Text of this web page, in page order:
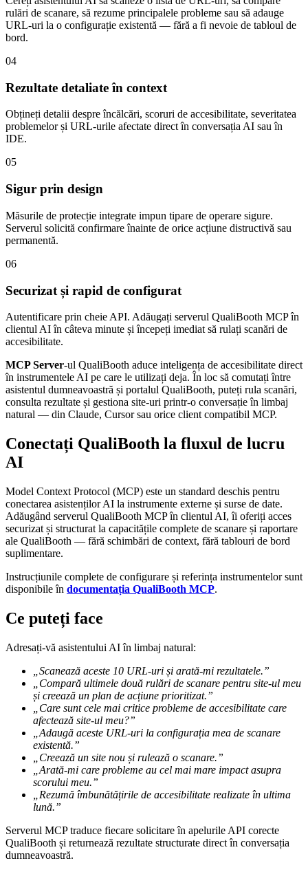
rulări de scanare, să rezume principalele probleme sau să adauge
URL-uri la o configurație existentă — fără a fi nevoie de tabloul de
bord.
04
Rezultate detaliate în context
Obțineți detalii despre încălcări, scoruri de accesibilitate, severitatea
problemelor și URL-urile afectate direct în conversația AI sau în
IDE.
05
Sigur prin design
Măsurile de protecție integrate impun tipare de operare sigure.
Serverul solicită confirmare înainte de orice acțiune distructivă sau
permanentă.
06
Securizat și rapid de configurat
Autentificare prin cheie API. Adăugați serverul QualiBooth MCP în
clientul AI în câteva minute și începeți imediat să rulați scanări de
accesibilitate.
MCP Server-ul QualiBooth aduce inteligența de accesibilitate direct
în instrumentele AI pe care le utilizați deja. În loc să comutați între
asistentul dumneavoastră și portalul QualiBooth, puteți rula scanări,
consulta rezultate și gestiona site-uri printr-o conversație în limbaj
natural — din Claude, Cursor sau orice client compatibil MCP.
Conectați QualiBooth la fluxul de lucru
AI
Model Context Protocol (MCP) este un standard deschis pentru
conectarea asistenților AI la instrumente externe și surse de date.
Adăugând serverul QualiBooth MCP în clientul AI, îi oferiți acces
securizat și structurat la capacitățile complete de scanare și raportare
ale QualiBooth — fără schimbări de context, fără tablouri de bord
suplimentare.
Instrucțiunile complete de configurare și referința instrumentelor sunt
disponibile în documentația QualiBooth MCP.
Ce puteți face
Adresați-vă asistentului AI în limbaj natural:
„Scanează aceste 10 URL-uri și arată-mi rezultatele.”
„Compară ultimele două rulări de scanare pentru site-ul meu
și creează un plan de acțiune prioritizat.”
„Care sunt cele mai critice probleme de accesibilitate care
afectează site-ul meu?”
„Adaugă aceste URL-uri la configurația mea de scanare
existentă.”
„Creează un site nou și rulează o scanare.”
„Arată-mi care probleme au cel mai mare impact asupra
scorului meu.”
„Rezumă îmbunătățirile de accesibilitate realizate în ultima
lună.”
Serverul MCP traduce fiecare solicitare în apelurile API corecte
QualiBooth și returnează rezultate structurate direct în conversația
dumneavoastră.